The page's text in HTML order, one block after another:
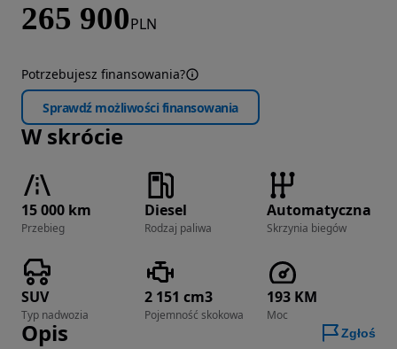
265 900PLN
Potrzebujesz finansowania?
Sprawdź możliwości finansowania
W skrócie
15 000 km
Przebieg
Diesel
Rodzaj paliwa
Automatyczna
Skrzynia biegów
SUV
Typ nadwozia
2 151 cm3
Pojemność skokowa
193 KM
Moc
Opis Zgłoś